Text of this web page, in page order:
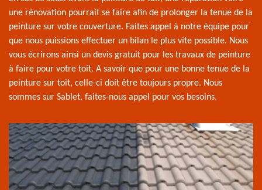
une rénovation pourrait se faire afin de prolonger la tenue de la
peinture sur votre couverture. Faites appel à notre équipe pour
que nous puissions effectuer un bilan le plus vite possible. Nous
vous écrirons ainsi un devis gratuit pour les travaux de peinture
à faire pour votre toit. A savoir que pour une bonne tenue de la
peinture sur toit, celle-ci doit être toujours propre. Nous
sommes sur Sablet, faites-nous appel pour vos besoins.